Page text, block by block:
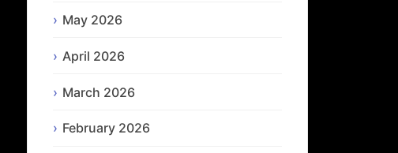
May 2026
April 2026
March 2026
February 2026